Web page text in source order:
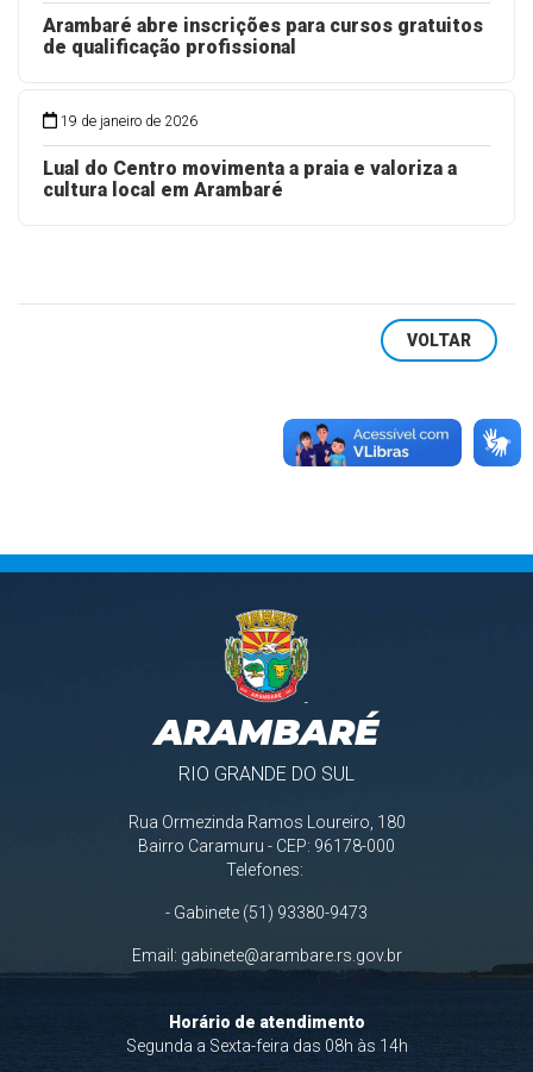
Arambaré abre inscrições para cursos gratuitos
de qualificação profissional
19 de janeiro de 2026
Lual do Centro movimenta a praia e valoriza a
cultura local em Arambaré
VOLTAR
ARAMBARÉ
RIO GRANDE DO SUL
Rua Ormezinda Ramos Loureiro, 180
Bairro Caramuru - CEP: 96178-000
Telefones:
- Gabinete (51) 93380-9473
Email: gabinete@arambare.rs.gov.br
Horário de atendimento
Segunda a Sexta-feira das 08h às 14h